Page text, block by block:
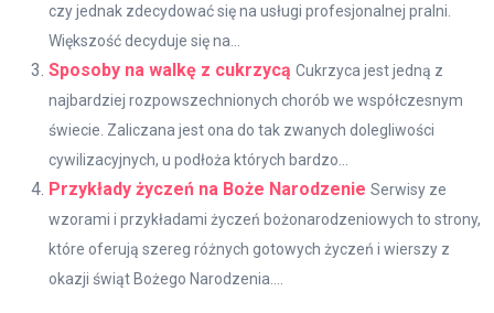
czy jednak zdecydować się na usługi profesjonalnej pralni.
Większość decyduje się na...
Sposoby na walkę z cukrzycą Cukrzyca jest jedną z
najbardziej rozpowszechnionych chorób we współczesnym
świecie. Zaliczana jest ona do tak zwanych dolegliwości
cywilizacyjnych, u podłoża których bardzo...
Przykłady życzeń na Boże Narodzenie Serwisy ze
wzorami i przykładami życzeń bożonarodzeniowych to strony,
które oferują szereg różnych gotowych życzeń i wierszy z
okazji świąt Bożego Narodzenia....